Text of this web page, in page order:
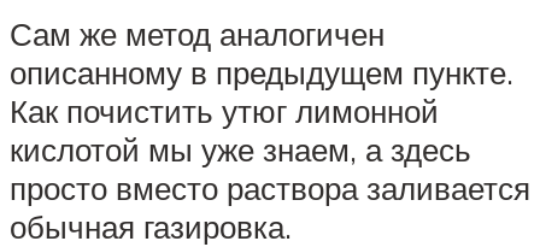
Сам же метод аналогичен
описанному в предыдущем пункте.
Как почистить утюг лимонной
кислотой мы уже знаем, а здесь
просто вместо раствора заливается
обычная газировка.